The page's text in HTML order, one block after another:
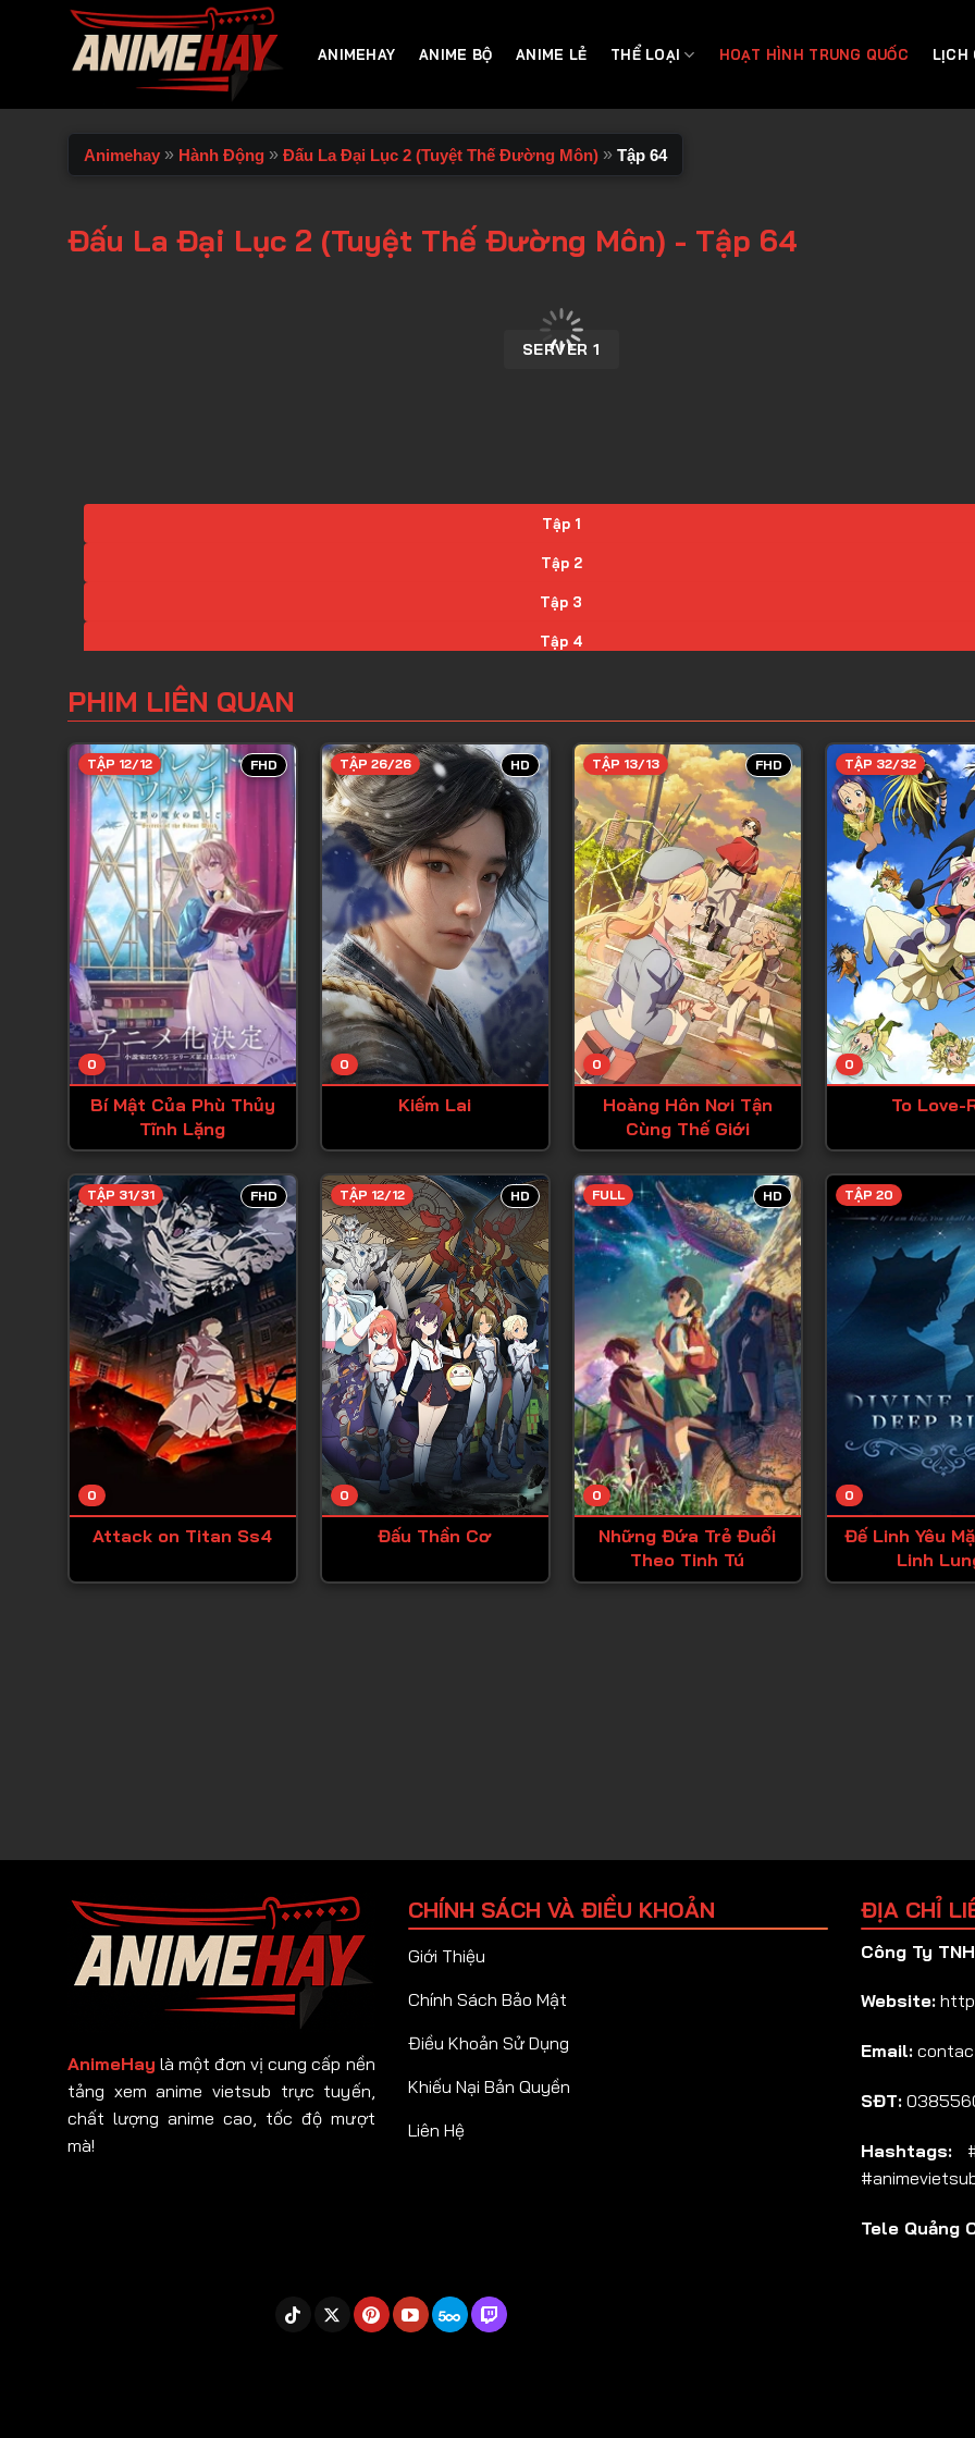
ANIMEHAY ANIME BỘ ANIME LẺ THỂ LOẠI HOẠT HÌNH TRUNG QUỐC LỊCH
Animehay » Hành Động » Đấu La Đại Lục 2 (Tuyệt Thế Đường Môn) » Tập 64
Đấu La Đại Lục 2 (Tuyệt Thế Đường Môn) - Tập 64
SERVER 1
Tập 1
Tập 2
Tập 3
Tập 4
Tập 6
Tập 7
Tập 8
Tập 9
Tập 10
Tập 11
Tập 12
Tập 13
Tập 14
Tập 15
Tập 17
Tập 18
Tập 19
Tập 20
Tập 21
Tập 22
Tập 23
Tập 24
Tập 25
Tập 26
Tập 28
Tập 36
Tập 37
Tập 39
Tập 40
Tập 41
PHIM LIÊN QUAN
FHD
0
TẬP 12/12
Bí Mật Của Phù Thủy
Tĩnh Lặng
HD
0
TẬP 26/26
Kiếm Lai
FHD
0
TẬP 13/13
Hoàng Hôn Nơi Tận
Cùng Thế Giới
0
TẬP 32/32
To Love-
FHD
0
TẬP 31/31
Attack on Titan Ss4
HD
0
TẬP 12/12
Đấu Thần Cơ
HD
0
FULL
Những Đứa Trẻ Đuổi
Theo Tinh Tú
0
TẬP 20
Đế Linh Yêu
Linh
AnimeHay là một đơn vị cung cấp nền
tảng xem anime vietsub trực tuyến,
chất lượng anime cao, tốc độ mượt
mà!
CHÍNH SÁCH VÀ ĐIỀU KHOẢN
Giới Thiệu
Chính Sách Bảo Mật
Điều Khoản Sử Dụng
Khiếu Nại Bản Quyền
Liên Hệ
ĐỊA CHỈ
Công Ty
Website:
Email:
SĐT:
Hashtags:
Tele Quảng